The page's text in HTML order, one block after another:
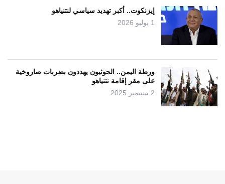
إيزنكوت.. أكبر تهديد سياسي لنتنياهو
1 يوليو 2026
ورطة اليمن.. الحوثيون يهددون بضربات صاروخية
على مقر إقامة نتنياهو
2 سبتمبر 2025